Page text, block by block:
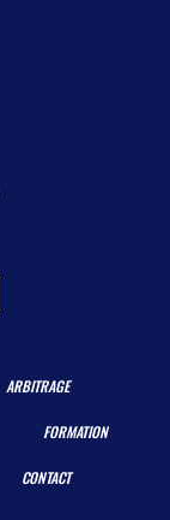
ARBITRAGE
FORMATION
CONTACT